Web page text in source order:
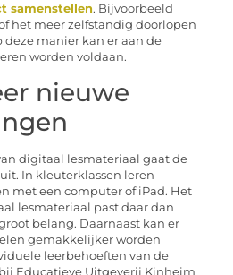
samenstellen. Bijvoorbeeld
het meer zelfstandig doorlopen
deze manier kan er aan de
worden voldaan.
nieuwe
digitaal lesmateriaal gaat de
In kleuterklassen leren
met een computer of iPad. Het
lesmateriaal past daar dan
belang. Daarnaast kan er
gemakkelijker worden
leerbehoeften van de
Educatieve Uitgeverij Kinheim